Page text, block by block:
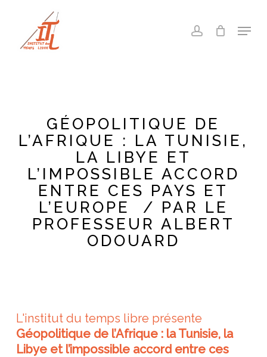
content
accountMenu
GÉOPOLITIQUE DE
L’AFRIQUE : LA TUNISIE,
LA LIBYE ET
L’IMPOSSIBLE ACCORD
ENTRE CES PAYS ET
L’EUROPE / PAR LE
PROFESSEUR ALBERT
ODOUARD
L'institut du temps libre présente
Géopolitique de l’Afrique : la Tunisie, la
Libye et l’impossible accord entre ces
Close